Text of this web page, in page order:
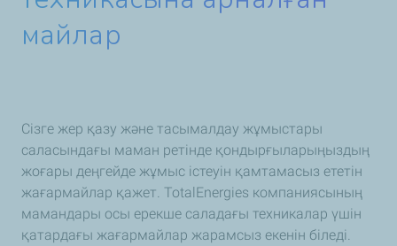
майлар
Сізге жер қазу және тасымалдау жұмыстары
саласындағы маман ретінде қондырғыларыңыздың
жоғары деңгейде жұмыс істеуін қамтамасыз ететін
жағармайлар қажет. TotalEnergies компаниясының
мамандары осы ерекше саладағы техникалар үшін
қатардағы жағармайлар жарамсыз екенін біледі.